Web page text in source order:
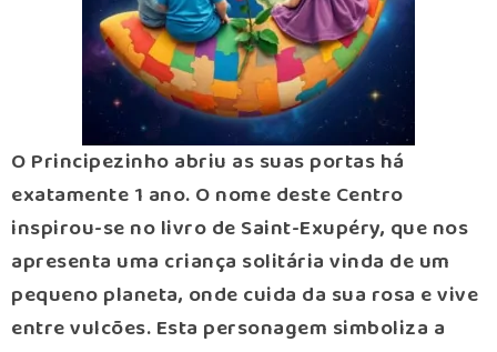
O Principezinho abriu as suas portas há
exatamente 1 ano. O nome deste Centro
inspirou-se no livro de Saint-Exupéry, que nos
apresenta uma criança solitária vinda de um
pequeno planeta, onde cuida da sua rosa e vive
entre vulcões. Esta personagem simboliza a